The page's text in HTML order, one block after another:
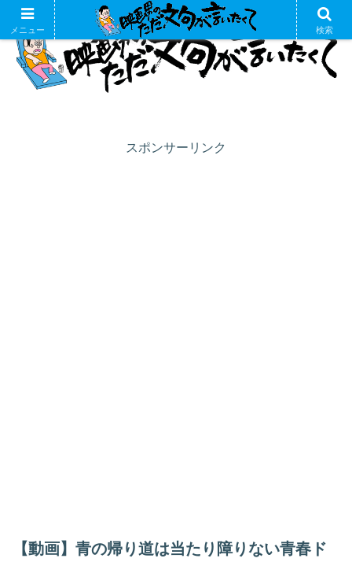
スポンサーリンク
【動画】青の帰り道は当たり障りない青春ド
メニュー 検索